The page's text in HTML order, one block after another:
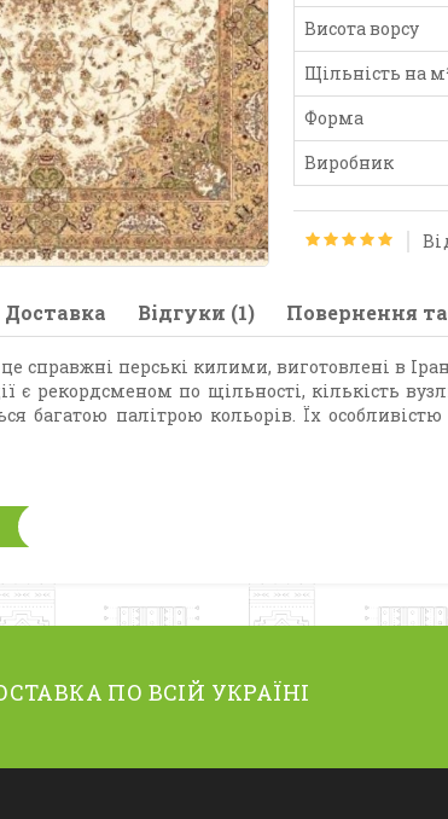
Висота ворсу
Щільність на
Форма
Виробник
Доставка Відгуки (1) Повернення
справжні перські килими, виготовлені в
є рекордсменом по щільності, кількість
багатою палітрою кольорів. Їх
ПО ВСІЙ УКРАЇНІ